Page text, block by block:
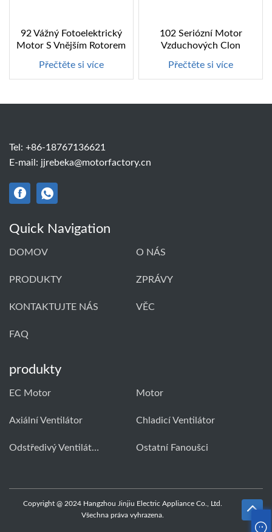
92 Vážný Fotoelektrický
Motor S Vnějším Rotorem
Přečtěte si více
102 Seriózní Motor
Vzduchových Clon
Přečtěte si více
Tel: +86-18767136621
E-mail: jjrebeka@motorfactory.cn
Quick Navigation
DOMOV O NÁS
PRODUKTY ZPRÁVY
KONTAKTUJTE NÁS VĚC
FAQ
produkty
EC Motor Motor
Axiální Ventilátor Chladicí Ventilátor
Odstředivý Ventilátor Ostatní Fanoušci
Copyright @ 2024 Hangzhou Jinjiu Electric Appliance Co., Ltd.
Všechna práva vyhrazena.